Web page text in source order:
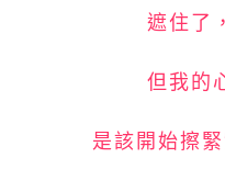
遮住了
但我的
是該開始擦